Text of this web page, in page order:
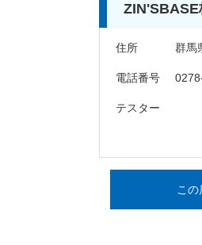
ZIN'SBASE
住所 群馬
電話番号
テスター
こ